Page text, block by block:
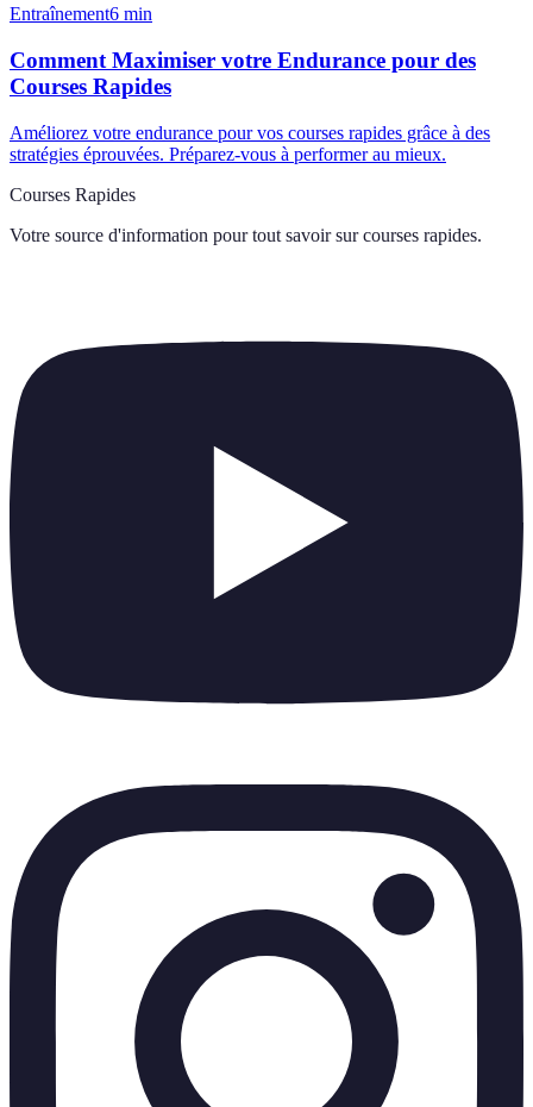
Entraînement6 min
Comment Maximiser votre Endurance pour des
Courses Rapides
Améliorez votre endurance pour vos courses rapides grâce à des
stratégies éprouvées. Préparez-vous à performer au mieux.
Courses Rapides
Votre source d'information pour tout savoir sur courses rapides.